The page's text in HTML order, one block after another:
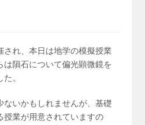
され、本日は地学の模擬授業
は隕石について偏光顕微鏡を
。
ないかもしれませんが、基礎
授業が用意されていますの